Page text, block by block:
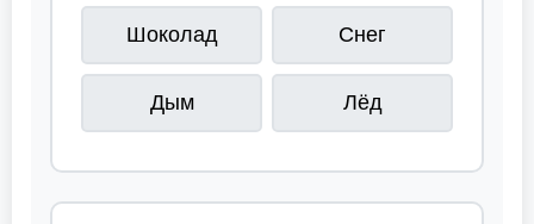
Шоколад Снег
Дым Лёд